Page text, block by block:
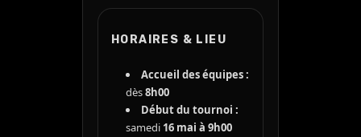
HORAIRES & LIEU
Accueil des équipes :
dès8h00
Début du tournoi :
samedi 16 mai à 9h00